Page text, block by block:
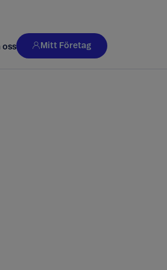
oss Mitt Företag